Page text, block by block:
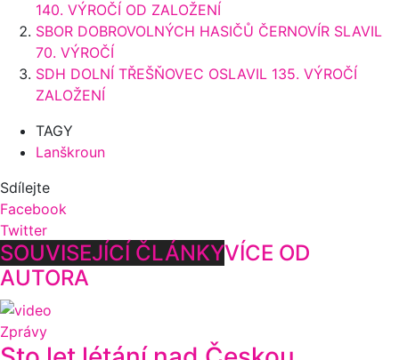
140. VÝROČÍ OD ZALOŽENÍ
SBOR DOBROVOLNÝCH HASIČŮ ČERNOVÍR SLAVIL
70. VÝROČÍ
SDH DOLNÍ TŘEŠŇOVEC OSLAVIL 135. VÝROČÍ
ZALOŽENÍ
TAGY
Lanškroun
Sdílejte
Facebook
Twitter
SOUVISEJÍCÍ ČLÁNKYVÍCE OD
AUTORA
Zprávy